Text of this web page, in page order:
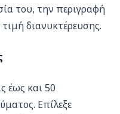
του, την περιγραφή
διανυκτέρευσης.
έως και 50
Επίλεξε